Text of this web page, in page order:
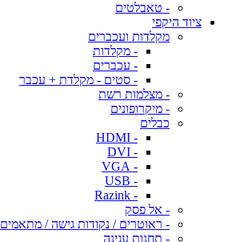
- טאבלטים
ציוד היקפי
מקלדות ועכברים
- מקלדות
- עכברים
- סטים - מקלדת + עכבר
- מצלמות רשת
- מיקרופונים
כבלים
- HDMI
- DVI
- VGA
- USB
- Razink
- אל פסק
- ראוטרים / נקודות גישה / מתאמים
- תחנות עגינה